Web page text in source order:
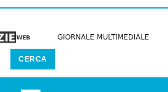
CERCA